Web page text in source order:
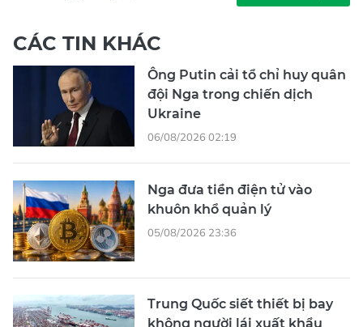
CÁC TIN KHÁC
Ông Putin cải tổ chỉ huy quân
đội Nga trong chiến dịch
Ukraine
06/08/2026 02:19
Nga đưa tiền điện tử vào
khuôn khổ quản lý
05/08/2026 23:36
Trung Quốc siết thiết bị bay
không người lái xuất khẩu